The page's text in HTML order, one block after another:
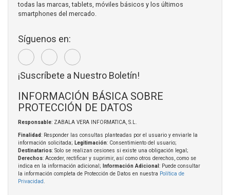
todas las marcas, tablets, móviles básicos y los últimos
smartphones del mercado.
Síguenos en:
¡Suscríbete a Nuestro Boletín!
INFORMACIÓN BÁSICA SOBRE
PROTECCIÓN DE DATOS
Responsable: ZABALA VERA INFORMATICA, S.L.
Finalidad: Responder las consultas planteadas por el usuario y enviarle la
información solicitada; Legitimación: Consentimiento del usuario;
Destinatarios: Solo se realizan cesiones si existe una obligación legal;
Derechos: Acceder, rectificar y suprimir, así como otros derechos, como se
indica en la información adicional;
Información Adicional : Puede consultar
la información completa de Protección de Datos en nuestra Política de
Privacidad